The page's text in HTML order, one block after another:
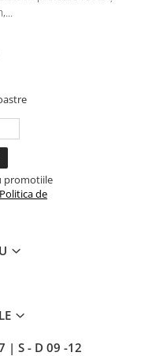
promotiile
Politica de
| S - D 09 -12